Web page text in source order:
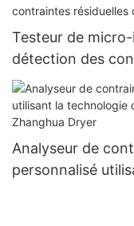
Testeur de
détection des
récipients sous
Analyseur de
personnalisé